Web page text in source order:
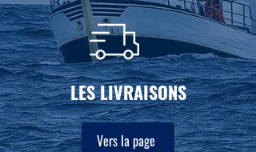
LES LIVRAISONS
Vers la page